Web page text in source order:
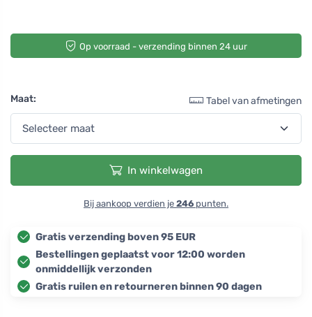
Op voorraad - verzending binnen 24 uur
Maat: Tabel van afmetingen
In winkelwagen
Bij aankoop verdien je 246 punten.
Gratis verzending boven 95 EUR
Bestellingen geplaatst voor 12:00 worden
onmiddellijk verzonden
Gratis ruilen en retourneren binnen 90 dagen